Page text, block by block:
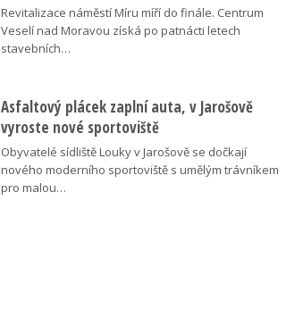
Revitalizace náměstí Míru míří do finále. Centrum
Veselí nad Moravou získá po patnácti letech
stavebních…
Asfaltový plácek zaplní auta, v Jarošově
vyroste nové sportoviště
Obyvatelé sídliště Louky v Jarošově se dočkají
nového moderního sportoviště s umělým trávníkem
pro malou…